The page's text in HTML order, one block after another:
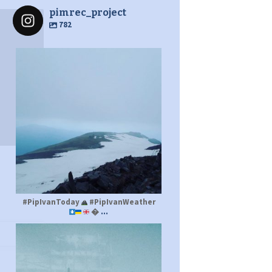
pimrec_project
782
#PipIvanToday
#PipIvanWeather
 ...